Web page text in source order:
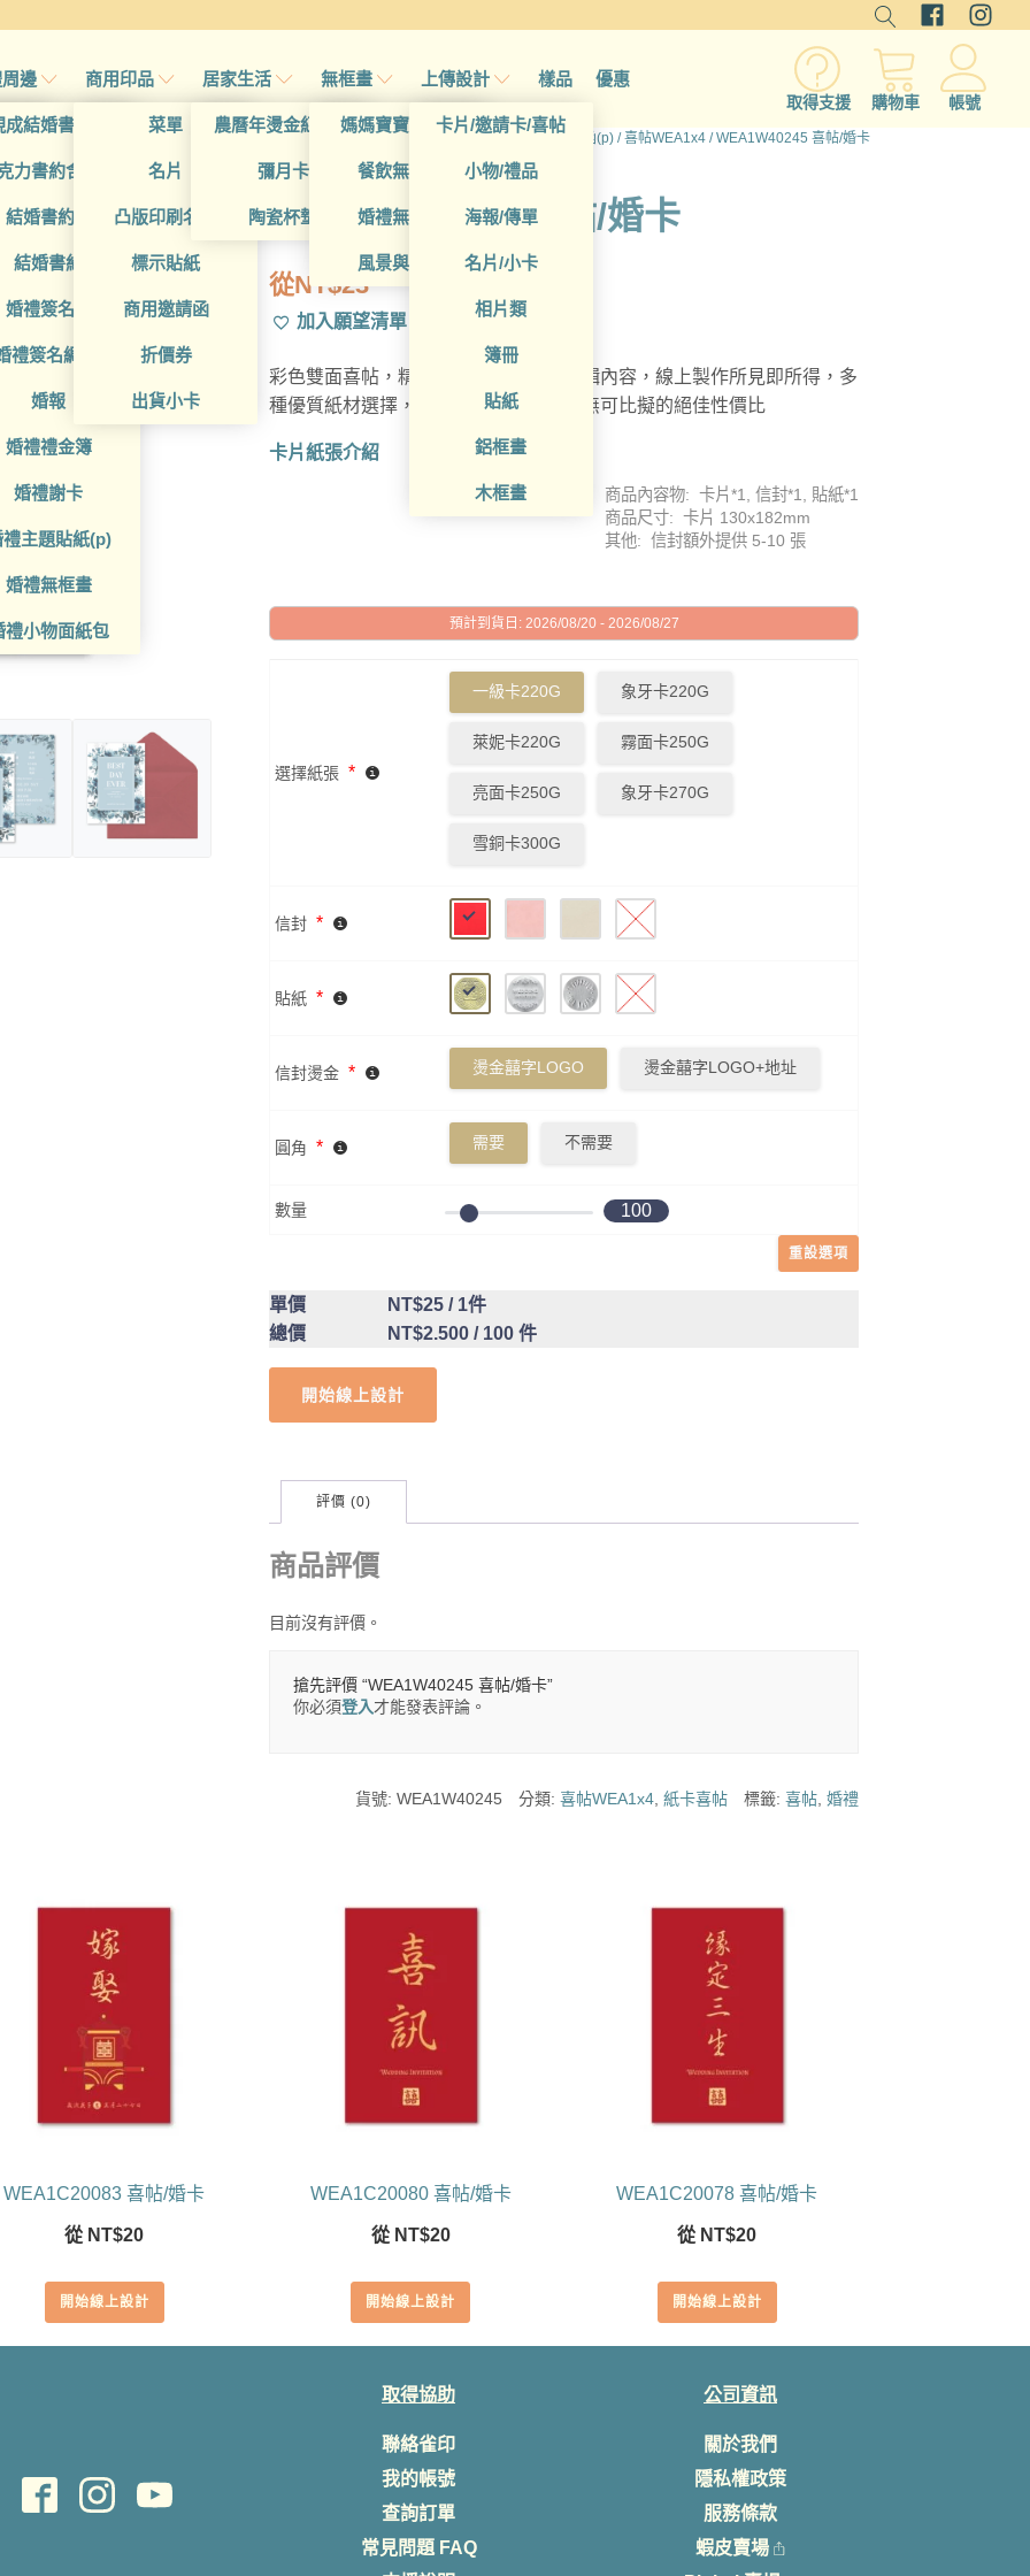
邊
成結婚書約夾
力書約含木座
結婚書約組
結婚書約
婚禮簽名簿
禮簽名綢(p)
婚報
婚禮禮金簿
婚禮謝卡
禮主題貼紙(p)
婚禮無框畫
禮小物面紙包
商用印品
菜單
名片
凸版印刷名片
標示貼紙
商用邀請函
折價券
出貨小卡
居家生活
農曆年燙金紅包袋
彌月卡
陶瓷杯墊
無框畫
媽媽寶寶無框畫
餐飲無框畫
婚禮無框畫
風景與藝術
上傳設計
卡片/邀請卡/喜帖
小物/禮品
海報/傳單
名片/小卡
相片類
簿冊
貼紙
鋁框畫
木框畫
樣品 優惠
取得支援 購物車 帳號
首頁 / 所有產品 / 卡片/邀請函(p) /喜帖WEA1x4 / WEA1W40245 喜帖/婚卡
WEA1W40245 喜帖/婚卡
從NT$23
加入願望清單
彩色雙面喜帖，精選多樣設計，自由編輯內容，線上製作所見即所得，多
種優質紙材選擇，精湛台灣在地印刷，無可比擬的絕佳性價比
卡片紙張介紹
商品內容物: 卡片*1, 信封*1, 貼紙*1
商品尺寸: 卡片 130x182mm
其他: 信封額外提供 5-10 張
預計到貨日: 2026/08/20 - 2026/08/27
選擇紙張 *
一級卡220G 象牙卡220G
萊妮卡220G 霧面卡250G
亮面卡250G 象牙卡270G
雪銅卡300G
信封 *
貼紙 *
信封燙金 * 燙金囍字LOGO 燙金囍字LOGO+地址
圓角 * 需要 不需要
數量 100
重設選項
單價 NT$25 / 1件
總價
NT$2.500 / 100 件
開始線上設計
評價 (0)
商品評價
目前沒有評價。
搶先評價 “WEA1W40245 喜帖/婚卡”
你必須登入才能發表評論。
貨號: WEA1W40245 分類:喜帖WEA1x4,紙卡喜帖 標籤:喜帖,婚禮
WEA1C20083 喜帖/婚卡
從 NT$20
開始線上設計
WEA1C20080 喜帖/婚卡
從 NT$20
開始線上設計
WEA1C20078 喜帖/婚卡
從 NT$20
開始線上設計
取得協助
聯絡雀印
我的帳號
查詢訂單
常見問題 FAQ
公司資訊
關於我們
隱私權政策
服務條款
蝦皮賣場